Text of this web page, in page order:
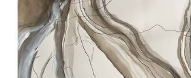
CONTACT